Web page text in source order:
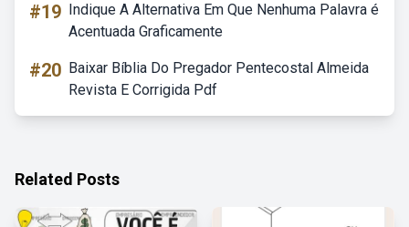
#19 Indique A Alternativa Em Que Nenhuma Palavra é
Acentuada Graficamente
#20 Baixar Bíblia Do Pregador Pentecostal Almeida
Revista E Corrigida Pdf
Related Posts